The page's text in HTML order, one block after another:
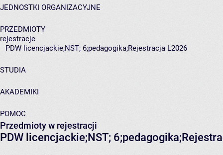
JEDNOSTKI ORGANIZACYJNE
PRZEDMIOTY
rejestracje
PDW licencjackie;NST; 6;pedagogika;Rejestracja L2026
STUDIA
AKADEMIKI
POMOC
Przedmioty w rejestracji
PDW licencjackie;NST;